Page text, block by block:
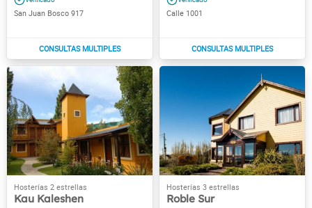
San Juan Bosco 917 Calle 1001
Kau Kaleshen Roble Sur